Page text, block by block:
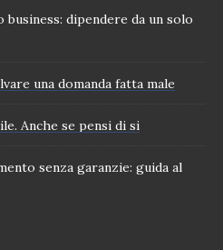
dipendere da un solo
una domanda fatta male
Anche se pensi di si
senza garanzie: guida al